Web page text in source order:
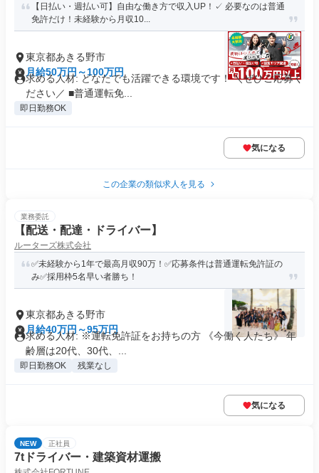
【日払い・週払い可】自由な働き方で収入UP！✓ 必要なのは普通
免許だけ！未経験から月収10...
東京都あきる野市
月給50万円～100万円
求める人材: どなたでも活躍できる環境です！ ＼ぜひご応募く
ださい／ ■普通運転免...
即日勤務OK
気になる
この企業の類似求人を見る
業務委託
【配送・配達・ドライバー】
ルーターズ株式会社
✅未経験から1年で最高月収90万！✅応募条件は普通運転免許証の
み✅採用枠5名早い者勝ち！
東京都あきる野市
月給40万円～95万円
求める人材: ※運転免許証をお持ちの方 《今働く人たち》 年
齢層は20代、30代、...
即日勤務OK 残業なし
気になる
NEW 正社員
7tドライバー・建築資材運搬